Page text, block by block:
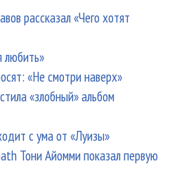
рассказал «Чего хотят
«Не смотри наверх»
«злобный» альбом
с ума от «Луизы»
Тони Айомми показал первую